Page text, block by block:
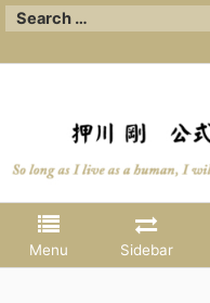
Menu Sidebar